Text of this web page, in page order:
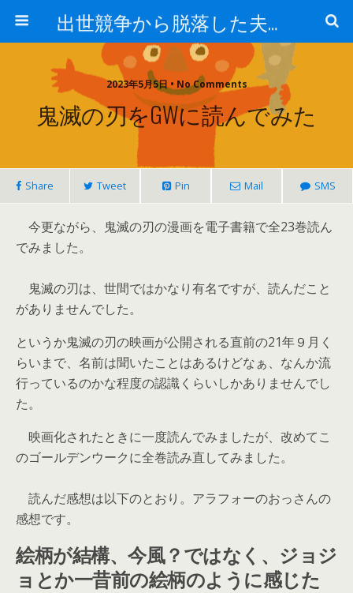
出世競争から脱落した夫と妻の日常
2023年5月5日 • No Comments
鬼滅の刃をGWに読んでみた
Share Tweet Pin Mail SMS
今更ながら、鬼滅の刃の漫画を電子書籍で全23巻読ん
でみました。
鬼滅の刃は、世間ではかなり有名ですが、読んだこと
がありませんでした。
というか鬼滅の刃の映画が公開される直前の21年９月く
らいまで、名前は聞いたことはあるけどなぁ、なんか流
行っているのかな程度の認識くらいしかありませんでし
た。
映画化されたときに一度読んでみましたが、改めてこ
のゴールデンウークに全巻読み直してみました。
読んだ感想は以下のとおり。アラフォーのおっさんの
感想です。
絵柄が結構、今風？ではなく、ジョジ
ョとか一昔前の絵柄のように感じた